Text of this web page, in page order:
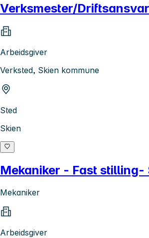
Verksmester/
Arbeidsgiver
Verksted, Skien kommune
Sted
Skien
Mekaniker - Fast stilling-
Mekaniker
Arbeidsgiver